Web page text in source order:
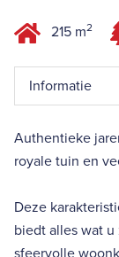
215 m2
Informatie
Authentieke
royale tuin en
Deze
biedt alles wat u
sfeervolle